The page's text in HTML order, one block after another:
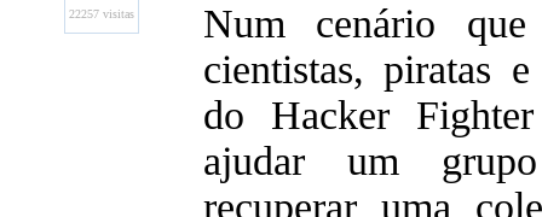
22257 visitas
Num cenário
cientistas, piratas
do Hacker
ajudar um
recuperar uma